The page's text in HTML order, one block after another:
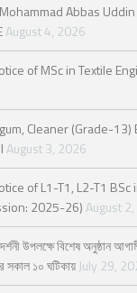
Abbas
August 4, 2026
of MSc in Textile
Cleaner (Grade-13)
August 3, 2026
of L1-T1, L2-T1 BSc
2025-26)August
উপলক্ষে বিশেষ অনুষ্ঠান
সকাল ১০ ঘটিকায় July 29,